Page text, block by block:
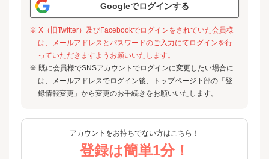
Googleでログインする
※ X（旧Twitter）及びFacebookでログインをされていた会員様
は、メールアドレスとパスワードのご入力にてログインを行
っていただきますようお願いいたします。
※ 既に会員様でSNSアカウントでログインに変更したい場合に
は、メールアドレスでログイン後、トップページ下部の「登
録情報変更」から変更のお手続きをお願いいたします。
アカウントをお持ちでない方はこちら！
登録は簡単1分！